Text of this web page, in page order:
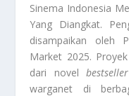
Sinema Indonesia
Yang Diangkat.
disampaikan oleh
Market 2025.
dari novelbestseller
warganet di